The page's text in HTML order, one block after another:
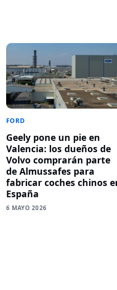
FORD
Geely pone un pie en
Valencia: los dueños de
Volvo comprarán parte
de Almussafes para
fabricar coches chinos
España
6 MAYO 2026